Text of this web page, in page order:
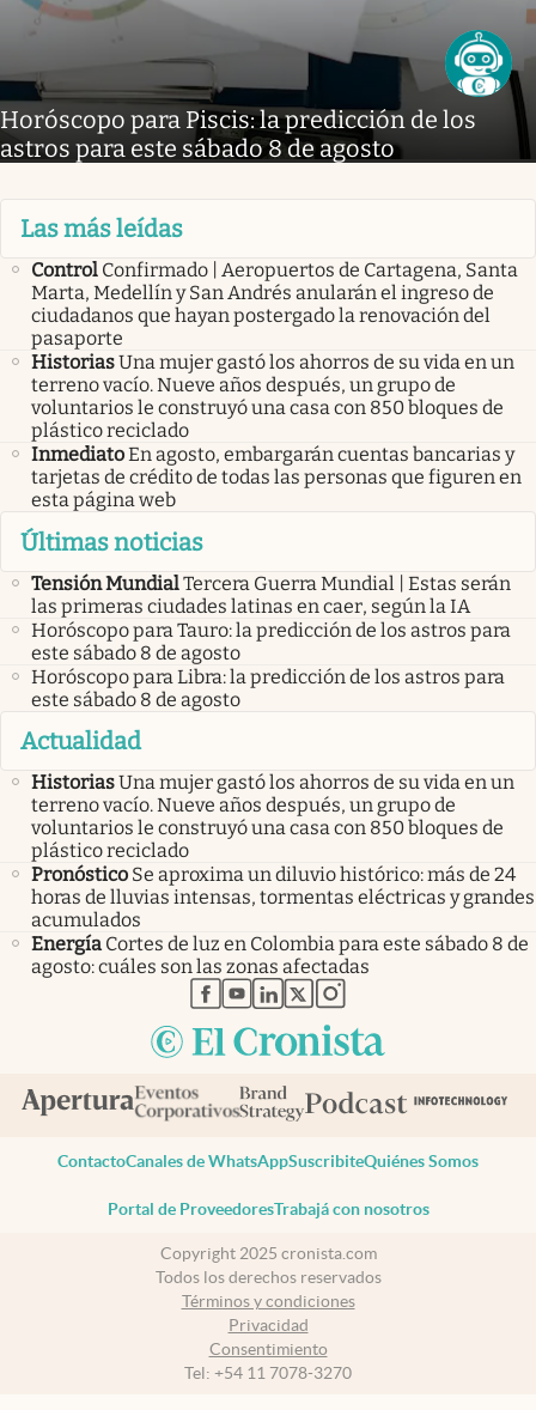
Horóscopo para Piscis: la predicción de los
astros para este sábado 8 de agosto
Las más leídas
Control Confirmado | Aeropuertos de Cartagena, Santa
Marta, Medellín y San Andrés anularán el ingreso de
ciudadanos que hayan postergado la renovación del
pasaporte
HistoriasUna mujer gastó los ahorros de su vida en un
terreno vacío. Nueve años después, un grupo de
voluntarios le construyó una casa con 850 bloques de
plástico reciclado
InmediatoEn agosto, embargarán cuentas bancarias y
tarjetas de crédito de todas las personas que figuren en
esta página web
Últimas noticias
Tensión MundialTercera Guerra Mundial | Estas serán
las primeras ciudades latinas en caer, según la IA
Horóscopo para Tauro: la predicción de los astros para
este sábado 8 de agosto
Horóscopo para Libra: la predicción de los astros para
este sábado 8 de agosto
Actualidad
HistoriasUna mujer gastó los ahorros de su vida en un
terreno vacío. Nueve años después, un grupo de
voluntarios le construyó una casa con 850 bloques de
plástico reciclado
Pronóstico Se aproxima un diluvio histórico: más de 24
horas de lluvias intensas, tormentas eléctricas y grandes
acumulados
Energía Cortes de luz en Colombia para este sábado 8 de
agosto: cuáles son las zonas afectadas
abre en nueva pestaña
abre en nueva pestaña
abre en nueva pestaña
abre en nueva pestaña
abre en nueva pestaña
ContactoCanales de WhatsAppSuscribiteQuiénes Somos
Portal de ProveedoresTrabajá con nosotros
Copyright 2025 cronista.com
Todos los derechos reservados
Términos y condiciones
Privacidad
Consentimiento
Tel: +54 11 7078-3270